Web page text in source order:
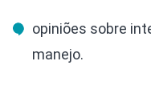
opiniões sobre
manejo.